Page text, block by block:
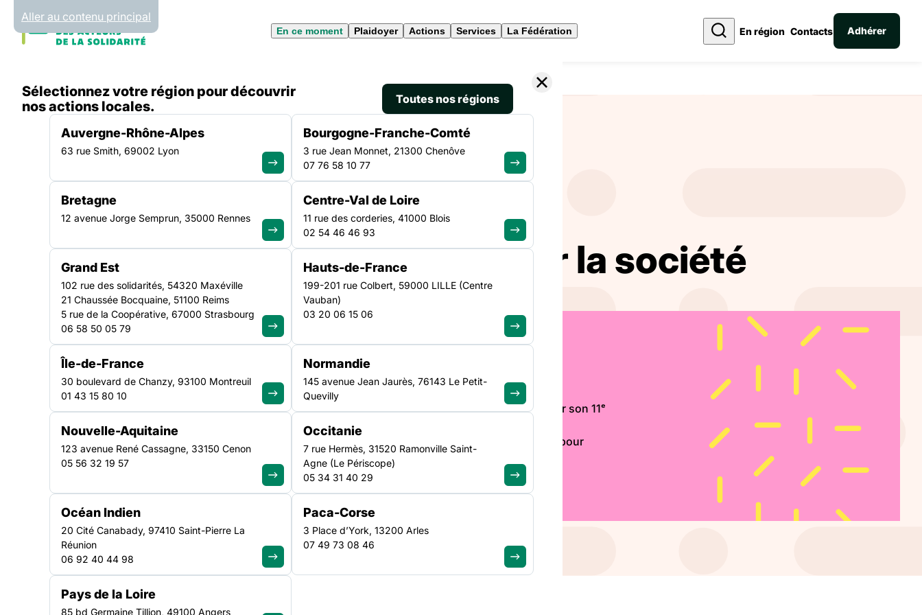
Panneau de gestion des cookies
Aller au contenu principal
En ce moment Plaidoyer Actions Services La Fédération En région Contacts Adhérer
Accueil Liste des campagnes
CAMPAGNE
Agir pour transformer la société
TRANSVERSE
11ᵉ Congrès national de la FAS
La Fédération des acteurs de la solidarité vous donne rendez-vous les 21 et 22 janvier 2027 pour son 11ᵉ
Congrès national, qui se tiendra au Palais des Congrès de Marseille. À l’approche des élections
présidentielles, cet événement constituera un temps politique, professionnel et collectif majeur pour
notre réseau et pour…
Sélectionnez votre région pour découvrir
nos actions locales.
Toutes nos régions
Auvergne-Rhône-Alpes
63 rue Smith, 69002 Lyon
Bourgogne-Franche-Comté
3 rue Jean Monnet, 21300 Chenôve
07 76 58 10 77
Bretagne
12 avenue Jorge Semprun, 35000 Rennes
Centre-Val de Loire
11 rue des corderies, 41000 Blois
02 54 46 46 93
Grand Est
102 rue des solidarités, 54320 Maxéville
21 Chaussée Bocquaine, 51100 Reims
5 rue de la Coopérative, 67000 Strasbourg
06 58 50 05 79
Hauts-de-France
199-201 rue Colbert, 59000 LILLE (Centre
Vauban)
03 20 06 15 06
Île-de-France
30 boulevard de Chanzy, 93100 Montreuil
01 43 15 80 10
Normandie
145 avenue Jean Jaurès, 76143 Le Petit-
Quevilly
Nouvelle-Aquitaine
123 avenue René Cassagne, 33150 Cenon
05 56 32 19 57
Occitanie
7 rue Hermès, 31520 Ramonville Saint-
Agne (Le Périscope)
05 34 31 40 29
Océan Indien
20 Cité Canabady, 97410 Saint-Pierre La
Réunion
06 92 40 44 98
Paca-Corse
3 Place d’York, 13200 Arles
07 49 73 08 46
Pays de la Loire
85 bd Germaine Tillion, 49100 Angers